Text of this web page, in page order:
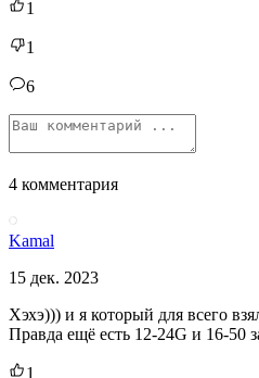
1
1
6
4 комментария
Kamal
15 дек. 2023
Хэхэ))) и я который для всего
Правда ещё есть 12-24G и 16-50
1